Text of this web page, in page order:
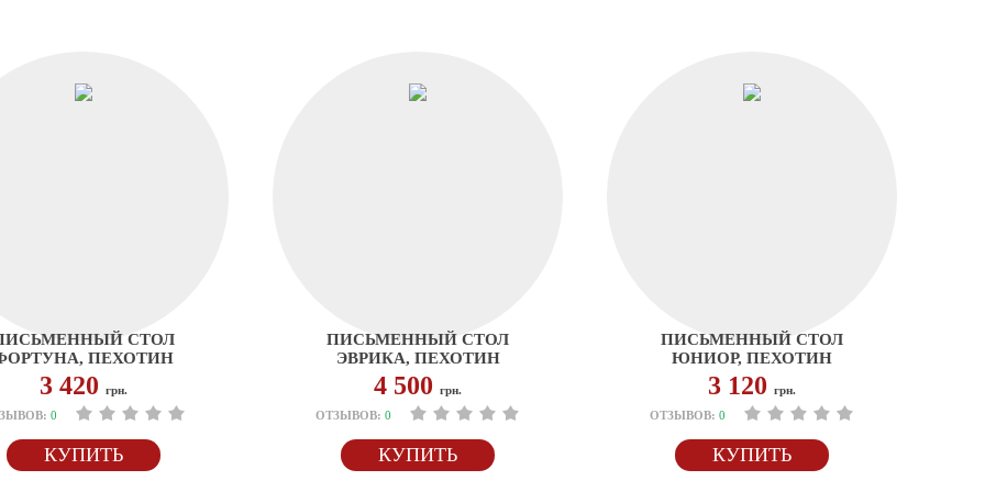
СТОЛ
ПЕХОТИН
3 420 грн.
0
КУПИТЬ
ПИСЬМЕННЫЙ СТОЛ
ЭВРИКА, ПЕХОТИН
4 500 грн.
ОТЗЫВОВ: 0
КУПИТЬ
ПИСЬМЕННЫЙ СТОЛ
ЮНИОР, ПЕХОТИН
3 120 грн.
ОТЗЫВОВ: 0
КУПИТЬ